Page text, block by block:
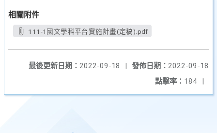
相關附件
111-1國文學科平台實施計畫(定稿).pdf
發佈日期： 2022-09-18
最後更新日期： 2022-09-18
|
點擊率： 184 |